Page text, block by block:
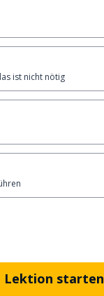
ist nicht nötig
Lektion starten